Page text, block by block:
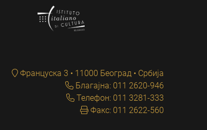
Француска 3 • 11000 Београд • Србија
Благајна: 011 2620-946
Телефон: 011 3281-333
Факс: 011 2622-560